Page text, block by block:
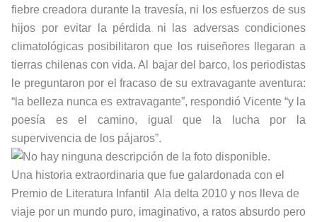
fiebre creadora durante la travesía, ni los esfuerzos de sus
hijos por evitar la pérdida ni las adversas condiciones
climatológicas posibilitaron que los ruiseñores llegaran a
tierras chilenas con vida. Al bajar del barco, los periodistas
le preguntaron por el fracaso de su extravagante aventura:
“la belleza nunca es extravagante”, respondió Vicente “y la
poesía es el camino, igual que la lucha por la
supervivencia de los pájaros”.
Una historia extraordinaria que fue galardonada con el
Premio de Literatura Infantil Ala delta 2010 y nos lleva de
viaje por un mundo puro, imaginativo, a ratos absurdo pero